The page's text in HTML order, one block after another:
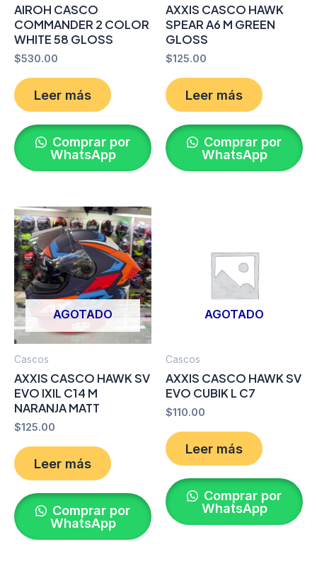
AIROH CASCO
COMMANDER 2 COLOR
WHITE 58 GLOSS
$530.00
Leer más
Comprar por
WhatsApp
AXXIS CASCO HAWK
SPEAR A6 M GREEN
GLOSS
$125.00
Leer más
Comprar por
WhatsApp
AGOTADO
Cascos
AXXIS CASCO HAWK SV
EVO IXIL C14 M
NARANJA MATT
$125.00
Leer más
Comprar por
WhatsApp
AGOTADO
Cascos
AXXIS CASCO HAWK SV
EVO CUBIK L C7
$110.00
Leer más
Comprar por
WhatsApp